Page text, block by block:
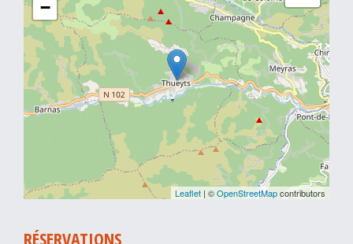
−
Leaflet | ©OpenStreetMapcontributors
RÉSERVATIONS